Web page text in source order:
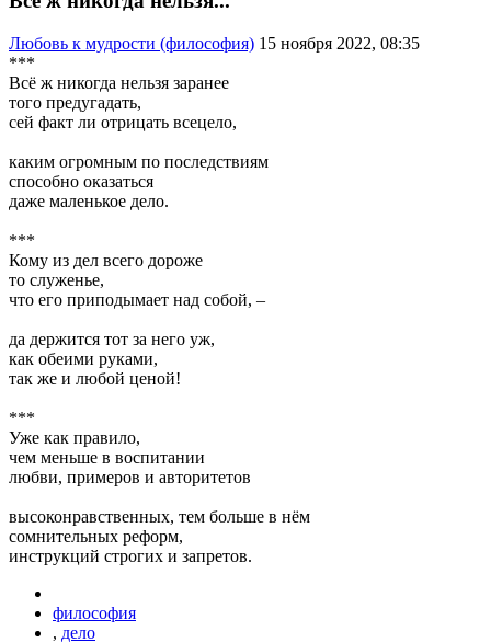
Любовь к мудрости (философия) 15 ноября 2022, 08:35
***
Всё ж никогда нельзя заранее
того предугадать,
сей факт ли отрицать всецело,
каким огромным по последствиям
способно оказаться
даже маленькое дело.
***
Кому из дел всего дороже
то служенье,
что его приподымает над собой, –
да держится тот за него уж,
как обеими руками,
так же и любой ценой!
***
Уже как правило,
чем меньше в воспитании
любви, примеров и авторитетов
высоконравственных, тем больше в нём
сомнительных реформ,
инструкций строгих и запретов.
философия
, дело